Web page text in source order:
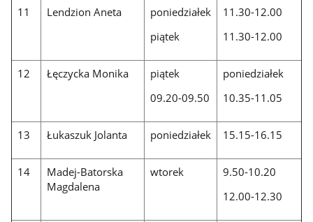
11 Lendzion Aneta
poniedziałek
piątek
11.30-12.00
11.30-12.00
12 Łęczycka Monika
piątek
09.20-09.50
poniedziałek
10.35-11.05
13 Łukaszuk Jolanta poniedziałek 15.15-16.15
14
Madej-Batorska
Magdalena
wtorek
9.50-10.20
12.00-12.30